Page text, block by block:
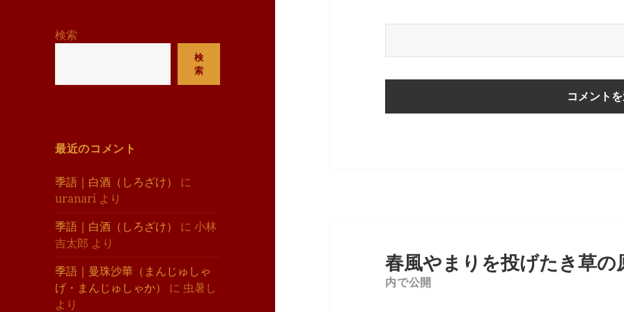
ー
検索
検
索
最近のコメント
季語｜白酒（しろざけ）
に
uranari より
季語｜白酒（しろざけ）
に小林
吉太郎 より
季語｜曼珠沙華（まんじゅしゃ
げ・まんじゅしゃか）
に 虫暑し
より
春風やまりを投げたき草の
内で公開